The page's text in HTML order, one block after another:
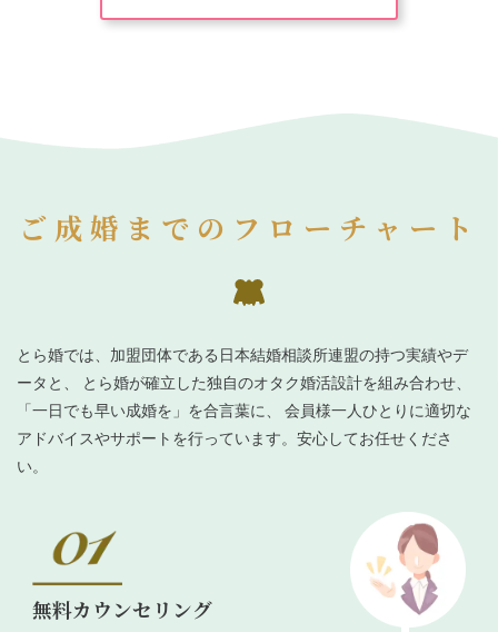
ご成婚までのフローチャート
とら婚では、加盟団体である日本結婚相談所連盟の持つ実績やデ
ータと、 とら婚が確立した独自のオタク婚活設計を組み合わせ、
「一日でも早い成婚を」を合言葉に、 会員様一人ひとりに適切な
アドバイスやサポートを行っています。安心してお任せくださ
い。
無料カウンセリング